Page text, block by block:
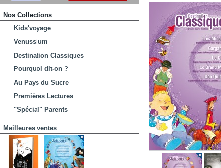
Nos Collections
Kids'voyage
Venussium
Destination Classiques
Pourquoi dit-on ?
Au Pays du Sucre
Premières Lectures
"Spécial" Parents
Meilleures ventes